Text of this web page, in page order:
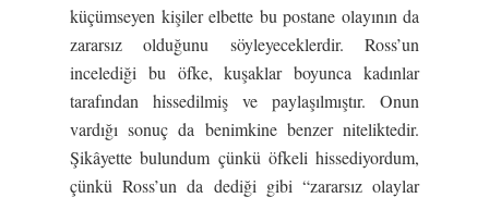
küçümseyen kişiler elbette bu postane olayının da
zararsız olduğunu söyleyeceklerdir. Ross’un
incelediği bu öfke, kuşaklar boyunca kadınlar
tarafından hissedilmiş ve paylaşılmıştır. Onun
vardığı sonuç da benimkine benzer niteliktedir.
Şikâyette bulundum çünkü öfkeli hissediyordum,
çünkü Ross’un da dediği gibi “zararsız olaylar